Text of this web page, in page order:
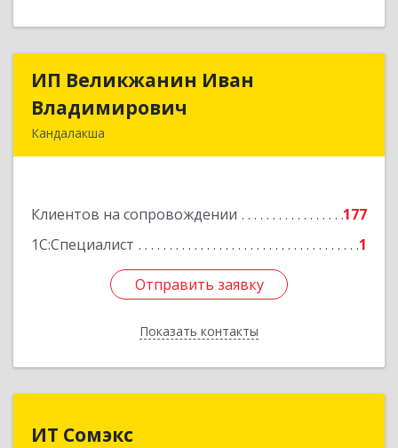
ИП Великжанин Иван
Владимирович
Кандалакша
Клиентов на сопровождении
177
1С:Специалист
1
Отправить заявку
Показать контакты
ИП Великжанин Иван
Подробнее
Отправить заявку
Назад
ИТ Сомэкс